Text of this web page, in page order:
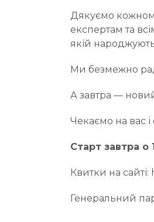
Дякуємо
експертам та
якій
Ми безмежно
А завтра — новий
Чекаємо на вас
Старт завтра о
Квитки на
Генеральний